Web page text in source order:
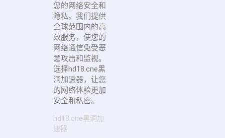
您的网络安全和
隐私。我们提供
全球范围内的高
效服务，使您的
网络通信免受恶
意攻击和监视。
选择hd18.cne黑
洞加速器，让您
的网络体验更加
安全和私密。
hd18.cne黑洞加
速器